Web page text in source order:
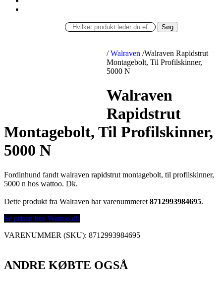
Søg
/ Walraven /Walraven Rapidstrut
Montagebolt, Til Profilskinner,
5000 N
Walraven
Rapidstrut
Montagebolt, Til Profilskinner,
5000 N
Fordinhund fandt walraven rapidstrut montagebolt, til profilskinner,
5000 n hos wattoo. Dk.
Dette produkt fra Walraven har varenummeret 8712993984695.
Se prisen hos Wattoo.dk
VARENUMMER (SKU): 8712993984695
ANDRE KØBTE OGSÅ